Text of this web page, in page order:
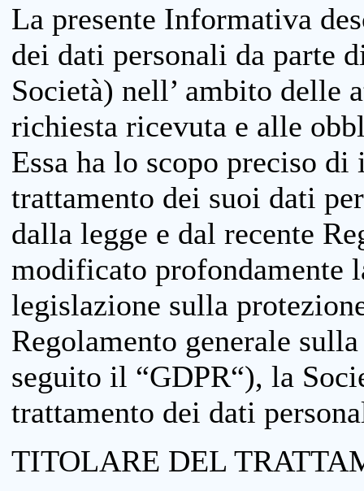
La presente Informativa
dei dati personali da parte
Società) nell’ ambito delle
richiesta ricevuta e alle
Essa ha lo scopo preciso
trattamento dei suoi dati
dalla legge e dal recente
modificato profondamente
legislazione sulla
Regolamento generale
seguito il “GDPR“), la
trattamento dei dati
TITOLARE DEL